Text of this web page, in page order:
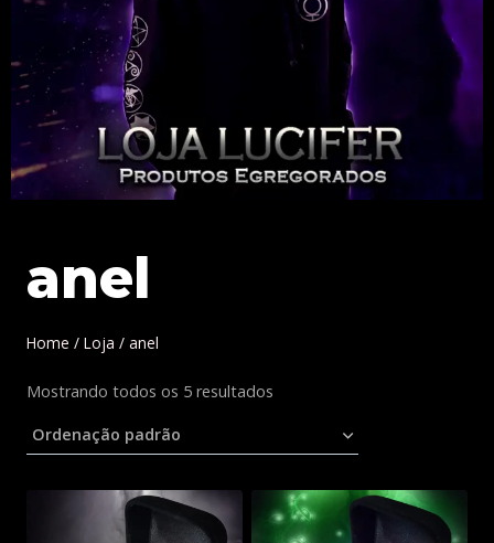
anel
Home / Loja / anel
Mostrando todos os 5 resultados